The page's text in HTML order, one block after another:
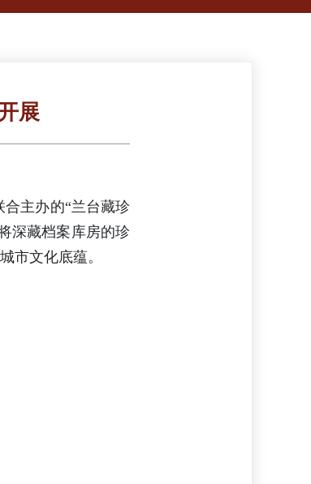
展
合主办的“兰台藏珍
深藏档案库房的珍
市文化底蕴。